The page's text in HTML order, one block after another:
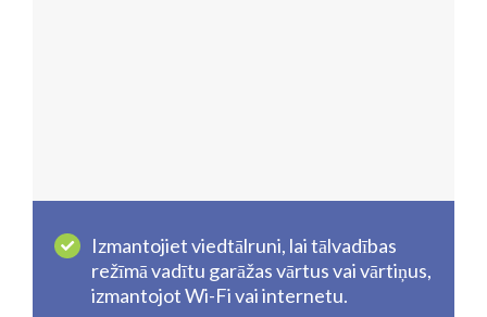
Izmantojiet viedtālruni, lai tālvadības
režīmā vadītu garāžas vārtus vai vārtiņus,
izmantojot Wi-Fi vai internetu.